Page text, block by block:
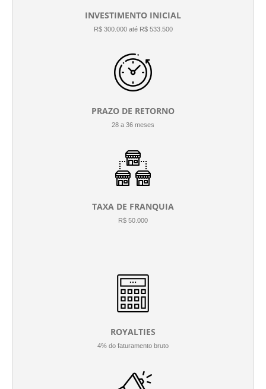
INVESTIMENTO INICIAL
R$ 300.000 até R$ 533.500
PRAZO DE RETORNO
28 a 36 meses
TAXA DE FRANQUIA
R$ 50.000
ROYALTIES
4% do faturamento bruto